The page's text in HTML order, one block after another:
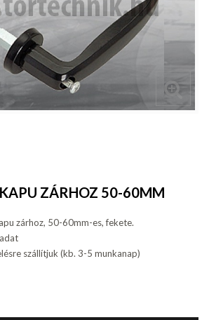
ZÁRHOZ 50-60MM
zárhoz, 50-60mm-es, fekete.
szállítjuk (kb. 3-5 munkanap)